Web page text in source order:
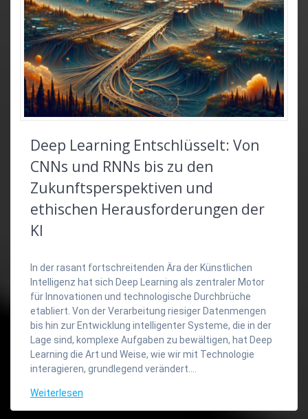
Deep Learning Entschlüsselt: Von
CNNs und RNNs bis zu den
Zukunftsperspektiven und
ethischen Herausforderungen der
KI
In der rasant fortschreitenden Ära der Künstlichen
Intelligenz hat sich Deep Learning als zentraler Motor
für Innovationen und technologische Durchbrüche
etabliert. Von der Verarbeitung riesiger Datenmengen
bis hin zur Entwicklung intelligenter Systeme, die in der
Lage sind, komplexe Aufgaben zu bewältigen, hat Deep
Learning die Art und Weise, wie wir mit Technologie
interagieren, grundlegend verändert.…
Weiterlesen